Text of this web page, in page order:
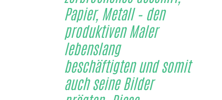
Papier, Metall – den
produktiven Maler
lebenslang
beschäftigten und somit
auch seine Bilder